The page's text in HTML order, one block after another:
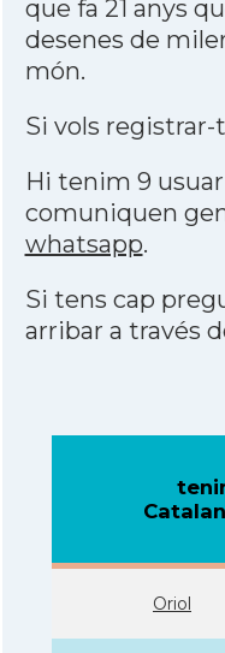
que fa 21 anys
desenes de
món.
Si vols registrar-
Hi tenim 9
comuniquen
whatsapp.
Si tens cap
arribar a través
Oriol